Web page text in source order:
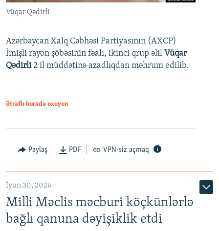
Vüqar Qədirli
Azərbaycan Xalq Cəbhəsi Partiyasının (AXCP)
İmişli rayon şöbəsinin fəalı, ikinci qrup əlil Vüqar
Qədirli2 il müddətinə azadlıqdan məhrum edilib.
Ətraflı burada oxuyun
Paylaş PDF VPN-siz açmaq
İyun 30, 2026
Milli Məclis məcburi köçkünlərlə
bağlı qanuna dəyişiklik etdi